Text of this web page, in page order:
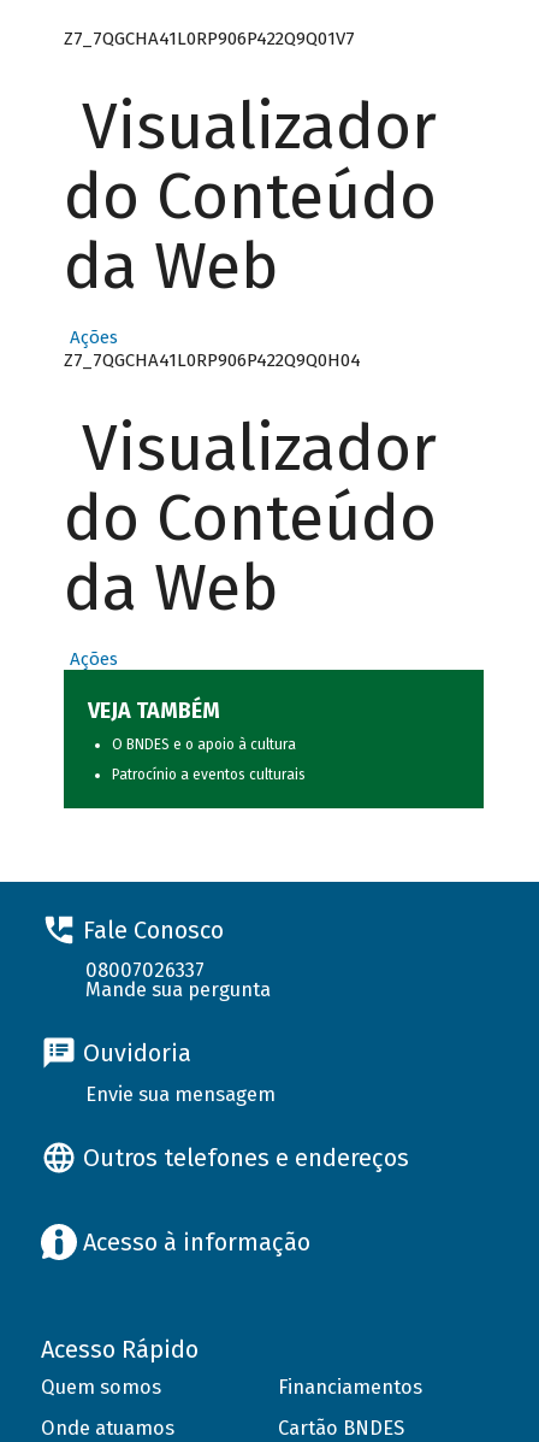
Z7_7QGCHA41L0RP906P422Q9Q01V7
Visualizador
do Conteúdo
da Web
Ações
Z7_7QGCHA41L0RP906P422Q9Q0H04
Visualizador
do Conteúdo
da Web
Ações
VEJA TAMBÉM
O BNDES e o apoio à cultura
Patrocínio a eventos culturais
Fale Conosco
08007026337
Mande sua pergunta
Ouvidoria
Envie sua mensagem
Outros telefones e endereços
Acesso à informação
Acesso Rápido
Quem somos
Onde atuamos
Financiamentos
Cartão BNDES